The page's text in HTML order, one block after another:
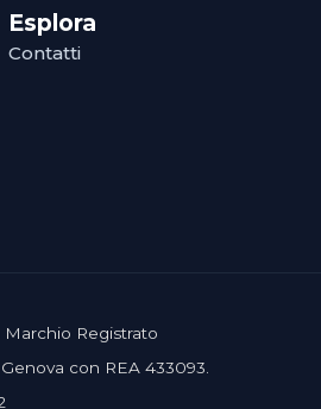
Esplora
Contatti
Marchio Registrato
con REA 433093.